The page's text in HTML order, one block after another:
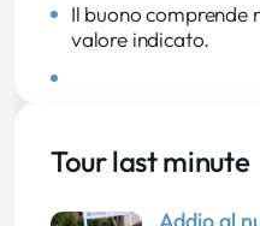
Il buono comprende
valore indicato.
Tour last minute